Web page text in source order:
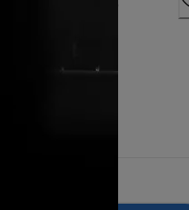
40 λίτρων